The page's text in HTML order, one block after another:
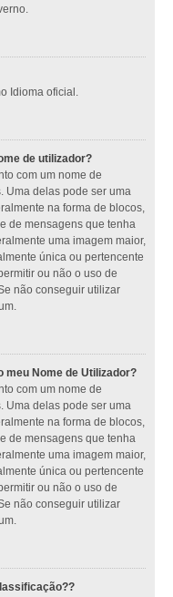
Idioma oficial.
de utilizador?
com um nome de
Uma delas pode ser uma
na forma de blocos,
de mensagens que tenha
uma imagem maior,
única ou pertencente
ou não o uso de
não conseguir utilizar
meu Nome de Utilizador?
com um nome de
Uma delas pode ser uma
na forma de blocos,
de mensagens que tenha
uma imagem maior,
única ou pertencente
ou não o uso de
não conseguir utilizar